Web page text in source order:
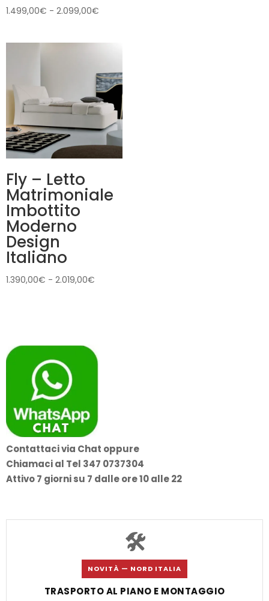
1.499,00€ - 2.099,00€
a
2.099,00€
Fly – Letto
Matrimoniale
Imbottito
Moderno
Design
Italiano
1.390,00€ - 2.019,00€
2.019,00€
Contattaci via Chat oppure
Chiamaci al Tel 347 0737304
Attivo 7 giorni su 7 dalle ore 10 alle 22
🛠️
NOVITÀ — NORD ITALIA
TRASPORTO AL PIANO E MONTAGGIO